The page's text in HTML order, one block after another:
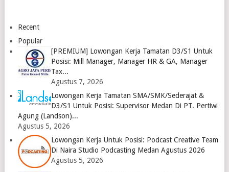
2023
Recent
Popular
[PREMIUM] Lowongan Kerja Tamatan D3/S1 Untuk
Posisi: Mill Manager, Manager HR & GA, Manager
Tax...
Agustus 7, 2026
Lowongan Kerja Tamatan SMA/SMK/Sederajat &
D3/S1 Untuk Posisi: Supervisor Medan Di PT. Pertiwi
Agung (Landson)...
Agustus 5, 2026
Lowongan Kerja Untuk Posisi: Podcast Creative Team
Di Naira Studio Podcasting Medan Agustus 2026
Agustus 5, 2026